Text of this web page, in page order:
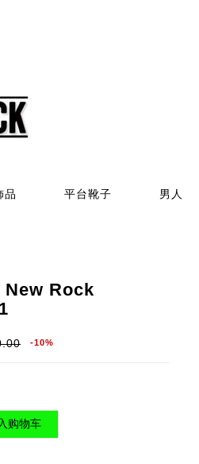
品 平台靴子 男人
Rock
-10%
购物车